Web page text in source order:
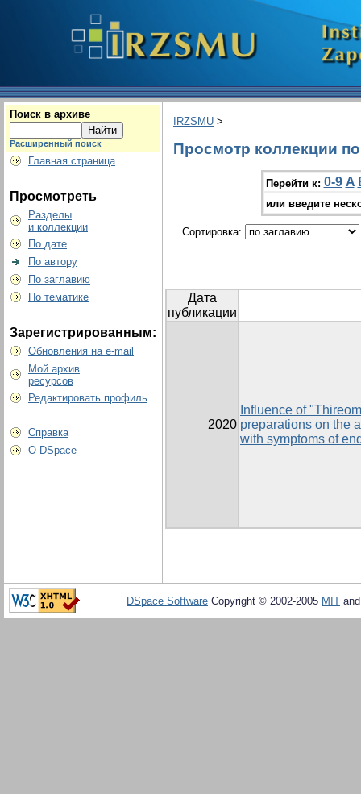
Поиск в архиве
Расширенный поиск
Главная страница
Просмотреть
Разделы
и коллекции
По дате
По автору
По заглавию
По тематике
Зарегистрированным:
Обновления на e-mail
Мой архив
ресурсов
Редактировать профиль
Справка
О DSpace
IRZSMU >
Просмотр коллекции
Перейти к: 0-9 A
или введите
Сортировка:
Дата
публикации
2020
Influence of
preparations on the
with symptoms of
DSpace Software Copyright © 2002-2005 MIT